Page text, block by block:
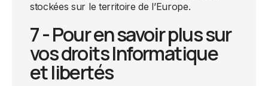
stockées sur le territoire de l’Europe.
7 - Pour en savoir plus sur
vos droits Informatique
et libertés